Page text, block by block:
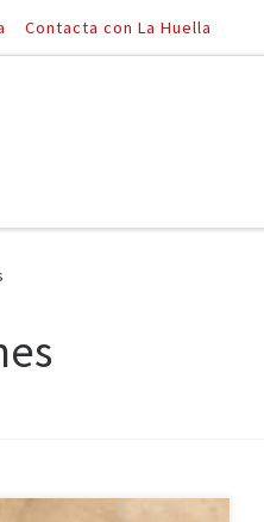
Contacta con La Huella